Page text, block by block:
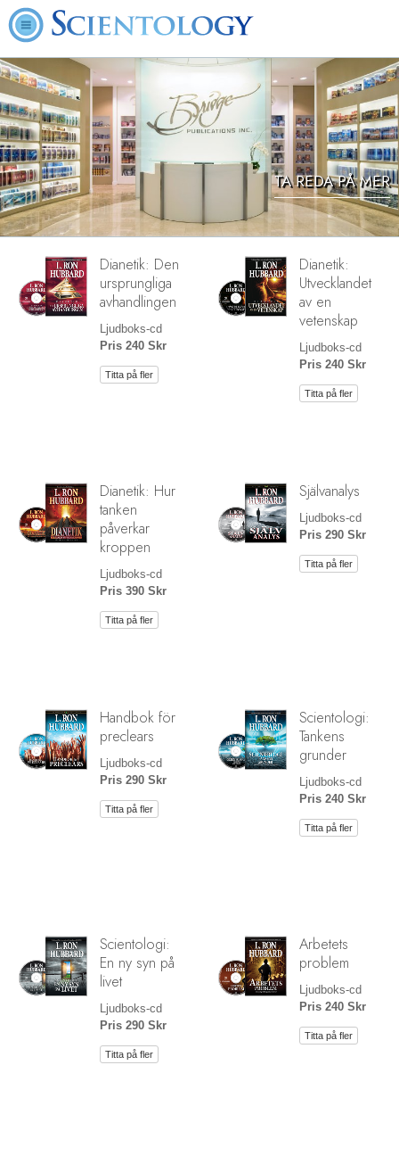
TA REDA PÅ MER
Dianetik: Den
ursprungliga
avhandlingen
Ljudboks-cd
Pris 240 Skr
Titta på fler
Dianetik:
Utvecklandet
av en
vetenskap
Ljudboks-cd
Pris 240 Skr
Titta på fler
Dianetik: Hur
tanken
påverkar
kroppen
Ljudboks-cd
Pris 390 Skr
Titta på fler
Självanalys
Ljudboks-cd
Pris 290 Skr
Titta på fler
Handbok för
preclears
Ljudboks-cd
Pris 290 Skr
Titta på fler
Scientologi:
Tankens
grunder
Ljudboks-cd
Pris 240 Skr
Titta på fler
Scientologi:
En ny syn på
livet
Ljudboks-cd
Pris 290 Skr
Titta på fler
Arbetets
problem
Ljudboks-cd
Pris 240 Skr
Titta på fler